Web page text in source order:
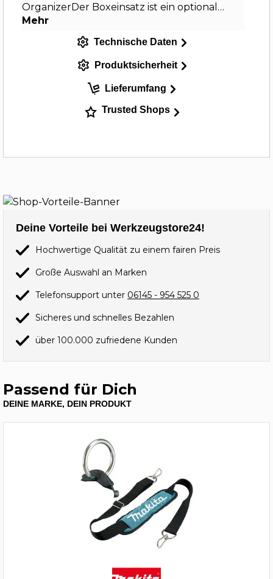
OrganizerDer Boxeinsatz ist ein optional…
Mehr
Technische Daten
Produktsicherheit
Lieferumfang
Trusted Shops
Deine Vorteile bei Werkzeugstore24!
Hochwertige Qualität zu einem fairen Preis
Große Auswahl an Marken
Telefonsupport unter 06145 - 954 525 0
Sicheres und schnelles Bezahlen
über 100.000 zufriedene Kunden
Passend für Dich
DEINE MARKE, DEIN PRODUKT